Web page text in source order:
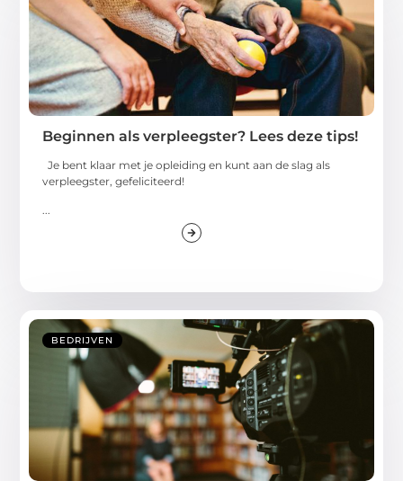
Beginnen als verpleegster? Lees deze tips!
Je bent klaar met je opleiding en kunt aan de slag als
verpleegster, gefeliciteerd!
...
BEDRIJVEN